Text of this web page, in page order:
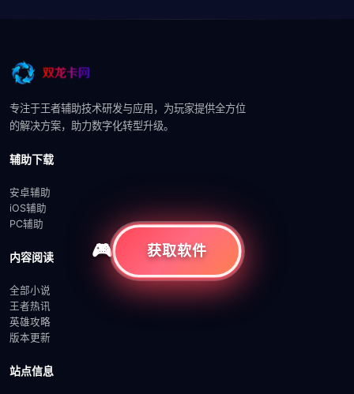
专注于王者辅助技术研发与应用，为玩家提供全方位
的解决方案，助力数字化转型升级。
辅助下载
安卓辅助
iOS辅助
PC辅助
内容阅读
全部小说
王者热讯
英雄攻略
版本更新
站点信息
获取软件